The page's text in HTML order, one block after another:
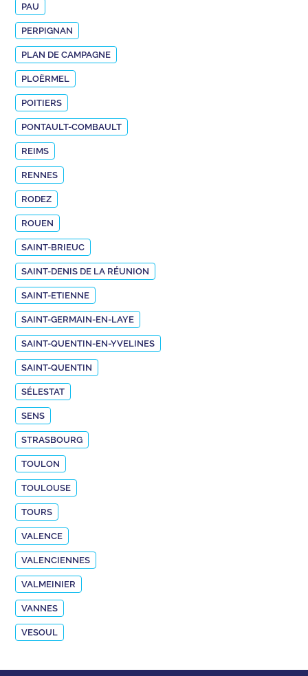
PAU
PERPIGNAN
PLAN DE CAMPAGNE
PLOËRMEL
POITIERS
PONTAULT-COMBAULT
REIMS
RENNES
RODEZ
ROUEN
SAINT-BRIEUC
SAINT-DENIS DE LA RÉUNION
SAINT-ETIENNE
SAINT-GERMAIN-EN-LAYE
SAINT-QUENTIN-EN-YVELINES
SAINT-QUENTIN
SÉLESTAT
SENS
STRASBOURG
TOULON
TOULOUSE
TOURS
VALENCE
VALENCIENNES
VALMEINIER
VANNES
VESOUL